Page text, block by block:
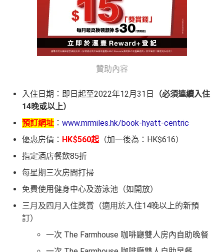
贊助內容
入住日期：即日起至2022年12月31日
（必須連續入住
14晚或以上）
預訂網址 ： www.mrmiles.hk/book-hyatt-centric
優惠房價： HK$560起（加一後為：HK$616）
指定酒店餐飲85折
每星期三次房間打掃
免費使用健身中心及游泳池（如開放）
三月及四月入住獎賞（適用於入住14晚以上的新預
訂）
一次 The Farmhouse 咖啡廳雙人房內自助晚餐